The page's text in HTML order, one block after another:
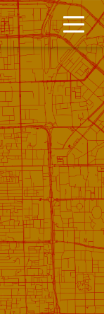
(๑•̀ㅂ•́)و